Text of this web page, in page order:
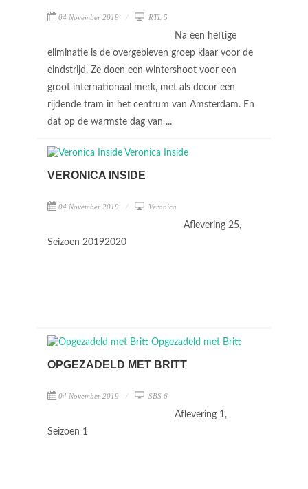
04 November 2019 RTL 5
Na een heftige
eliminatie is de overgebleven groep klaar voor de
eindstrijd. Ze doen een wintershoot voor een
groot internationaal merk, met als decor een
rijdende tram in het centrum van Amsterdam. En
dat op de warmste dag van ...
VERONICA INSIDE
04 November 2019 Veronica
Aflevering 25,
Seizoen 20192020
OPGEZADELD MET BRITT
04 November 2019 SBS 6
Aflevering 1,
Seizoen 1